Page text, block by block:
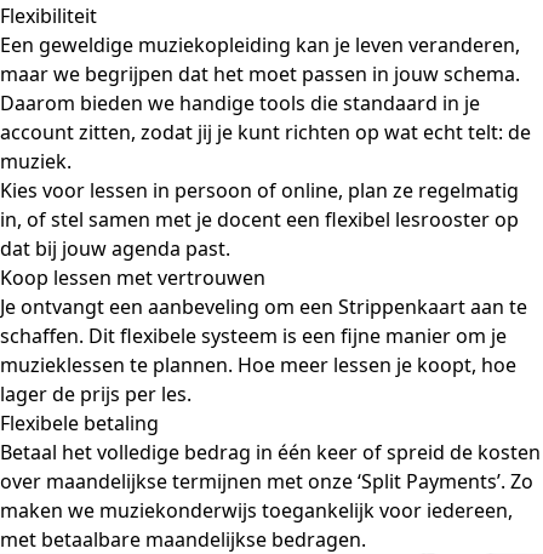
Flexibiliteit
Een geweldige muziekopleiding kan je leven veranderen,
maar we begrijpen dat het moet passen in jouw schema.
Daarom bieden we handige tools die standaard in je
account zitten, zodat jij je kunt richten op wat echt telt: de
muziek.
Kies voor lessen in persoon of online, plan ze regelmatig
in, of stel samen met je docent een flexibel lesrooster op
dat bij jouw agenda past.
Koop lessen met vertrouwen
Je ontvangt een aanbeveling om een Strippenkaart aan te
schaffen. Dit flexibele systeem is een fijne manier om je
muzieklessen te plannen. Hoe meer lessen je koopt, hoe
lager de prijs per les.
Flexibele betaling
Betaal het volledige bedrag in één keer of spreid de kosten
over maandelijkse termijnen met onze ‘Split Payments’. Zo
maken we muziekonderwijs toegankelijk voor iedereen,
met betaalbare maandelijkse bedragen.